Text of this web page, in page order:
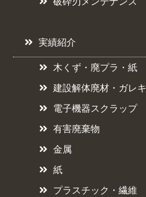
実績紹介
木くず・廃プラ・紙
建設解体廃材・ガレキ
電子機器スクラップ
有害廃棄物
金属
紙
プラスチック・繊維